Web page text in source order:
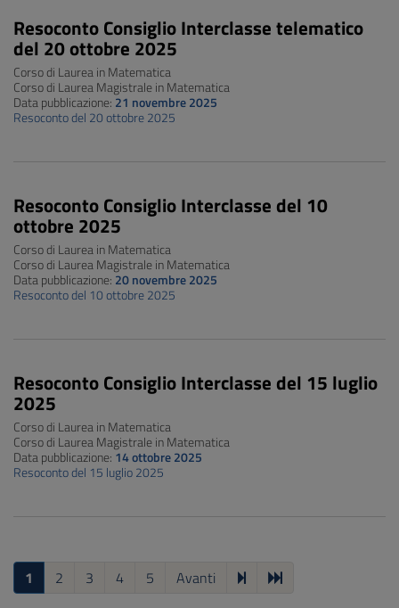
Resoconto Consiglio Interclasse telematico
del 20 ottobre 2025
Corso di Laurea in Matematica
Corso di Laurea Magistrale in Matematica
Data pubblicazione: 21 novembre 2025
Resoconto del 20 ottobre 2025
Resoconto Consiglio Interclasse del 10
ottobre 2025
Corso di Laurea in Matematica
Corso di Laurea Magistrale in Matematica
Data pubblicazione: 20 novembre 2025
Resoconto del 10 ottobre 2025
Resoconto Consiglio Interclasse del 15 luglio
2025
Corso di Laurea in Matematica
Corso di Laurea Magistrale in Matematica
Data pubblicazione: 14 ottobre 2025
Resoconto del 15 luglio 2025
1 2 3 4 5 Avanti